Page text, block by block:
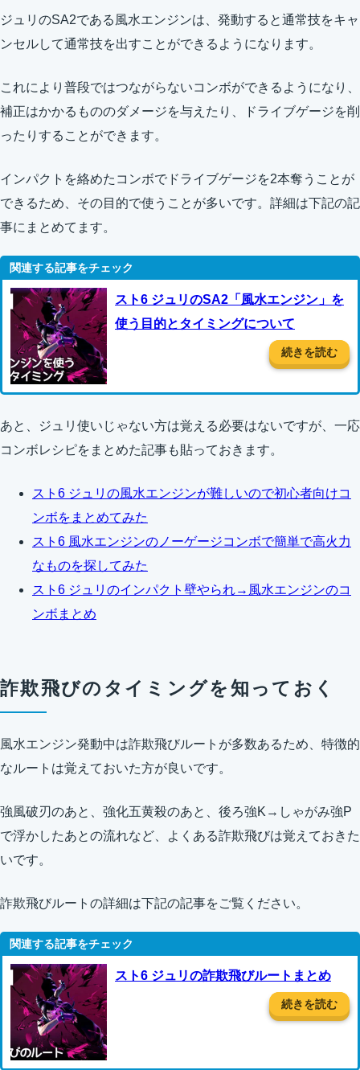
ジュリのSA2である風水エンジンは、発動すると通常技をキャ
ンセルして通常技を出すことができるようになります。
これにより普段ではつながらないコンボができるようになり、
補正はかかるもののダメージを与えたり、ドライブゲージを削
ったりすることができます。
インパクトを絡めたコンボでドライブゲージを2本奪うことが
できるため、その目的で使うことが多いです。詳細は下記の記
事にまとめてます。
スト6 ジュリのSA2「風水エンジン」を
使う目的とタイミングについて
続きを読む
あと、ジュリ使いじゃない方は覚える必要はないですが、一応
コンボレシピをまとめた記事も貼っておきます。
スト6 ジュリの風水エンジンが難しいので初心者向けコ
ンボをまとめてみた
スト6 風水エンジンのノーゲージコンボで簡単で高火力
なものを探してみた
スト6 ジュリのインパクト壁やられ→風水エンジンのコ
ンボまとめ
詐欺飛びのタイミングを知っておく
風水エンジン発動中は詐欺飛びルートが多数あるため、特徴的
なルートは覚えておいた方が良いです。
強風破刃のあと、強化五黄殺のあと、後ろ強K→しゃがみ強P
で浮かしたあとの流れなど、よくある詐欺飛びは覚えておきた
いです。
詐欺飛びルートの詳細は下記の記事をご覧ください。
スト6 ジュリの詐欺飛びルートまとめ
続きを読む